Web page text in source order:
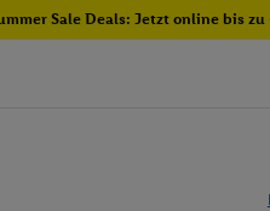
Sale Deals: Jetzt online bis zu